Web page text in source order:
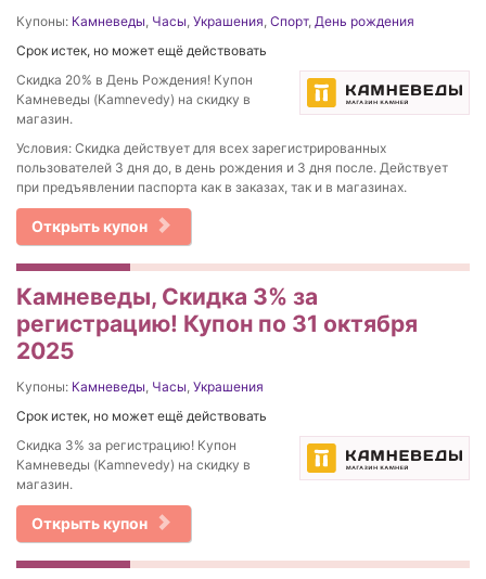
Купоны: Камневеды, Часы, Украшения, Спорт, День рождения
Срок истек, но может ещё действовать
Скидка 20% в День Рождения! Купон
Камневеды (Kamnevedy) на скидку в
магазин.
Условия: Скидка действует для всех зарегистрированных
пользователей 3 дня до, в день рождения и 3 дня после. Действует
при предъявлении паспорта как в заказах, так и в магазинах.
Открыть купон
Камневеды, Скидка 3% за
регистрацию! Купон по 31 октября
2025
Купоны: Камневеды, Часы, Украшения
Срок истек, но может ещё действовать
Скидка 3% за регистрацию! Купон
Камневеды (Kamnevedy) на скидку в
магазин.
Открыть купон